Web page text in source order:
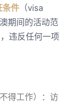
条件 （visa
期间的活动范
违反任何一项
得工作）：访